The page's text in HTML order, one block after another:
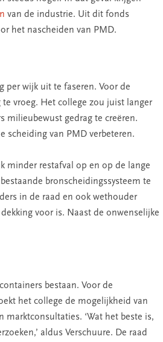
van de industrie. Uit dit fonds
het nascheiden van PMD.
per wijk uit te faseren. Voor de
vroeg. Het college zou juist langer
milieubewust gedrag te creëren.
scheiding van PMD verbeteren.
minder restafval op en op de lange
bronscheidingssysteem te
in de raad en ook wethouder
voor is. Naast de onwenselijke
bestaan. Voor de
het college de mogelijkheid van
‘Wat het beste is,
aldus Verschuure. De raad